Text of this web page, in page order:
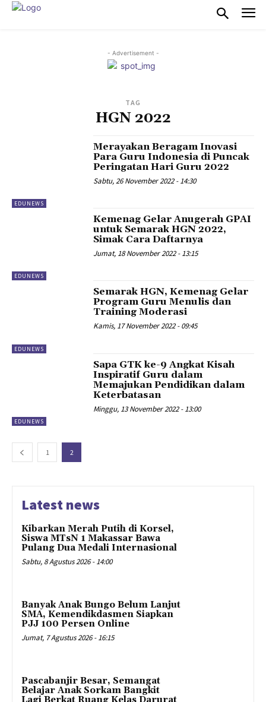
- Advertisement -
TAG
HGN 2022
EDUNEWS
Merayakan Beragam Inovasi
Para Guru Indonesia di Puncak
Peringatan Hari Guru 2022
Sabtu, 26 November 2022 - 14:30
EDUNEWS
Kemenag Gelar Anugerah GPAI
untuk Semarak HGN 2022,
Simak Cara Daftarnya
Jumat, 18 November 2022 - 13:15
EDUNEWS
Semarak HGN, Kemenag Gelar
Program Guru Menulis dan
Training Moderasi
Kamis, 17 November 2022 - 09:45
EDUNEWS
Sapa GTK ke-9 Angkat Kisah
Inspiratif Guru dalam
Memajukan Pendidikan dalam
Keterbatasan
Minggu, 13 November 2022 - 13:00
1 2
Latest news
Kibarkan Merah Putih di Korsel,
Siswa MTsN 1 Makassar Bawa
Pulang Dua Medali Internasional
Sabtu, 8 Agustus 2026 - 14:00
Banyak Anak Bungo Belum Lanjut
SMA, Kemendikdasmen Siapkan
PJJ 100 Persen Online
Jumat, 7 Agustus 2026 - 16:15
Pascabanjir Besar, Semangat
Belajar Anak Sorkam Bangkit
Lagi Berkat Ruang Kelas Darurat